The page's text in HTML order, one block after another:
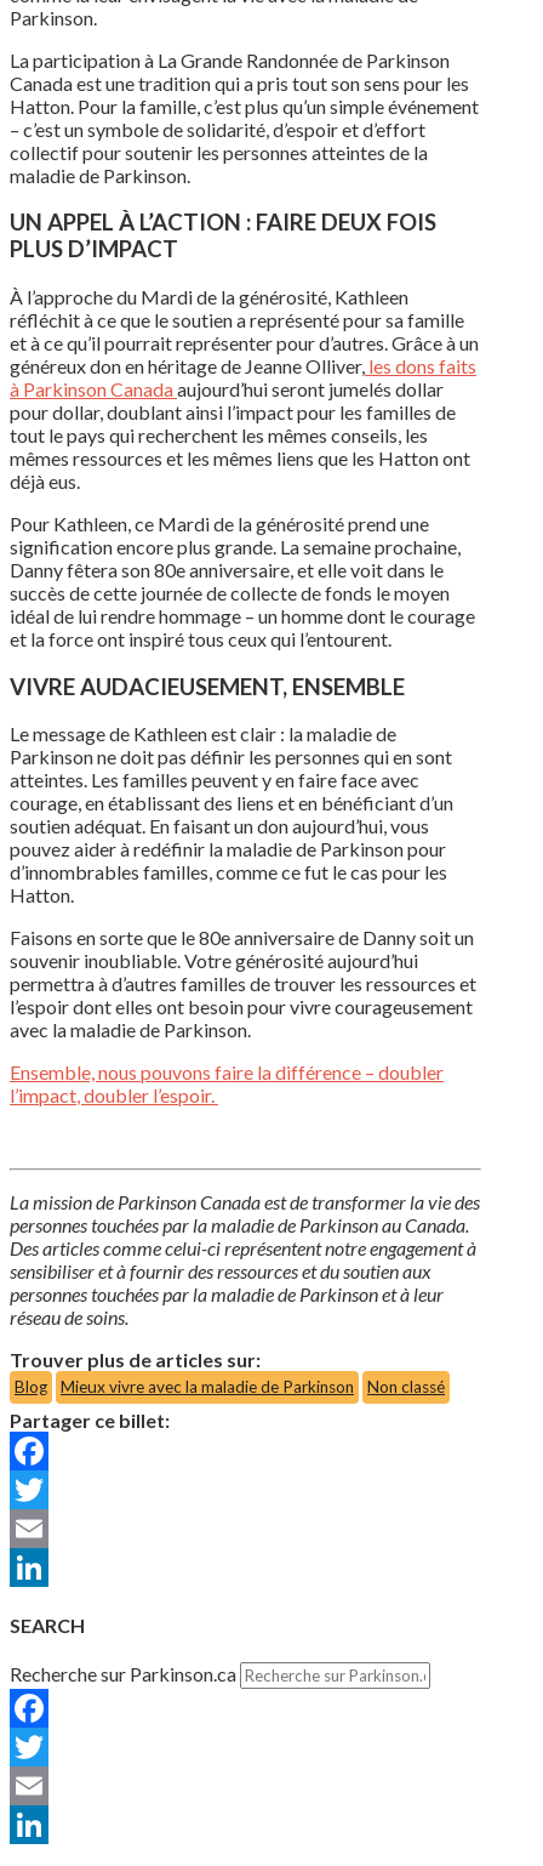
Parkinson.
La participation à La Grande Randonnéede Parkinson
Canadaestunetradition qui a pris tout sonsens pour les
Hatton. Pour lafamille c’estplus qu’unsimpleévénement
– c’estunsymboledesolidarité d’espoiretd’effort
collectifpoursoutenir les personnes atteintes de la
maladiede Parkinson.
UN APPEL À L’ACTION : FAIRE DEUX FOIS
PLUS D’IMPACT
À l’approchedu Mardide lagénérosité, Kathleen
réfléchitàceque lesoutienareprésentépoursafamille
et àcequ’ilpourraitreprésenterpourd’autres. Grâce à un
généreuxdonenhéritagede JeanneOlliver, les dons faits
à Parkinson Canadaaujourd’huiseront jumelés dollar
pour dollar,doublantainsi l’impactpour les familles de
tout le pays quirecherchent les mêmes conseils, les
mêmes ressources et les mêmes liens que les Hattonont
déjàeus.
Pour Kathleen, ce Mardide la générosité prend une
signification encore plus grande. La semaine prochaine,
Danny fêtera son 80e anniversaire, et elle voit dans le
succès de cette journée de collecte de fonds le moyen
idéal de lui rendre hommage – un homme dont le courage
et la force ont inspiré tous ceux qui l’entourent.
VIVREAUDACIEUSEMENT, ENSEMBLE
Le message de Kathleenestclair : lamaladiede
Parkinson ne doit pas définir les personnes quiensont
atteintes. Les familles peuventyenfaire face avec
courage,enétablissantdes liens eten bénéficiantd’un
soutienadéquat. Enfaisantun donaujourd’hui,vous
pouvezaider àredéfinir lamaladiede Parkinson pour
d’innombrables familles,commecefut lecas pour les
Hatton.
Faisons ensorteque le 80eanniversairede Dannysoitun
souvenir inoubliable.Votregénérositéaujourd’hui
permettraàd’autres familles detrouver les ressources et
l’espoirdontelles ont besoinpour vivrecourageusement
avec lamaladiede Parkinson.
Ensemble, nous pouvons faire ladifférence – doubler
l’impact, doubler l’espoir.
La mission de Parkinson Canada est de transformer la vie des
personnes touchées par la maladie de Parkinson au Canada.
Des articles comme celui-ci représentent notre engagement à
sensibiliser et à fournir des ressources et du soutien aux
personnes touchées par la maladie de Parkinson et à leur
réseau de soins.
Trouver plus de articles sur:
Blog Mieux vivre avec la maladie de Parkinson Non classé
Partager ce billet:
Facebook
Twitter
Email
SEARCH
Recherche sur Parkinson.ca
Facebook
Twitter
Email